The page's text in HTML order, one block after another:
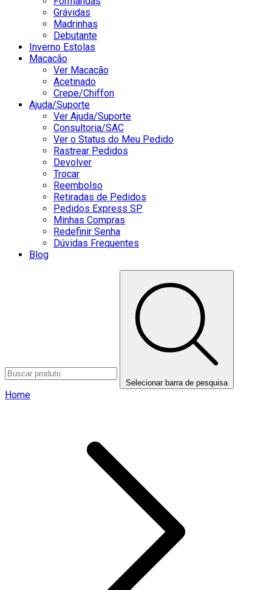
Grávidas
Madrinhas
Debutante
Inverno Estolas
Macacão
Ver Macacão
Acetinado
Crepe/Chiffon
Ajuda/Suporte
Ver Ajuda/Suporte
Consultoria/SAC
Ver o Status do Meu Pedido
Rastrear Pedidos
Devolver
Trocar
Reembolso
Retiradas de Pedidos
Pedidos Express SP
Minhas Compras
Redefinir Senha
Dúvidas Frequentes
Blog
Selecionar barra de pesquisa
Home